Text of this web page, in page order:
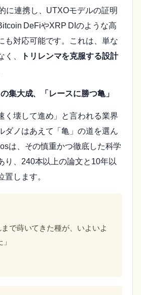
に連携し、UTXOモデルの証明
DeFiやXRP DIのような高
も対応可能です。これは、単な
く、
トリレンマを克服する設計
集大成、「レースに勝つ亀」
く壊して進め」と言われる業界
ダノはあえて「亀」の道を選ん
は、その慎重かつ徹底した科学
り、240本以上の論文と10年以
置します。
まで蒔いてきた種が、いよいよ